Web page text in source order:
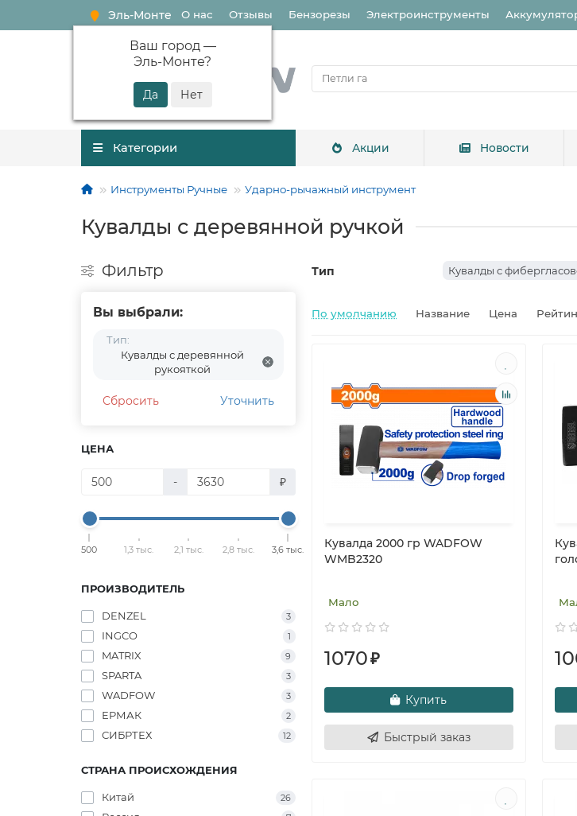
Эль-Монте
Ваш город —
Эль-Монте?
О нас Отзывы Бензорезы Электроинструменты
Категории Акции Новости
Инструменты Ручные Ударно-рычажный инструмент
Кувалды с деревянной ручкой
Фильтр
Вы выбрали:
Тип:
Кувалды с деревянной
рукояткой
Сбросить Уточнить
ЦЕНА
- ₽
500 1,3 тыс. 2,1 тыс. 2,8 тыс. 3,6 тыс.
ПРОИЗВОДИТЕЛЬ
DENZEL 3
INGCO 1
MATRIX 9
SPARTA 3
WADFOW 3
ЕРМАК 2
СИБРТЕХ 12
СТРАНА ПРОИСХОЖДЕНИЯ
Китай 26
Тип Кувалды с
По умолчанию Название Цена
Кувалда 2000 гр WADFOW
WMB2320
Мало
1070₽
Купить
Быстрый заказ